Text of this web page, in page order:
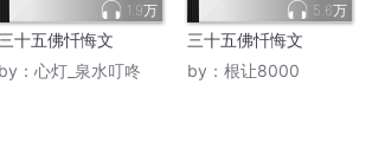
1.9万
三十五佛忏悔文
by： 心灯_泉水叮咚
5.6万
三十五佛忏悔文
by： 根让8000